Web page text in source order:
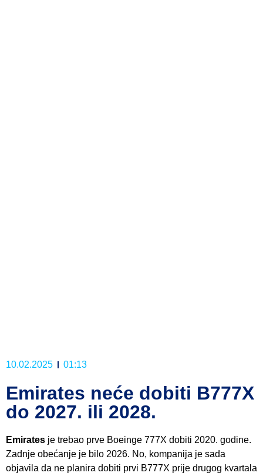
10.02.2025 01:13
Emirates neće dobiti B777X
do 2027. ili 2028.
Emirates je trebao prve Boeinge 777X dobiti 2020. godine.
Zadnje obećanje je bilo 2026. No, kompanija je sada
objavila da ne planira dobiti prvi B777X prije drugog kvartala